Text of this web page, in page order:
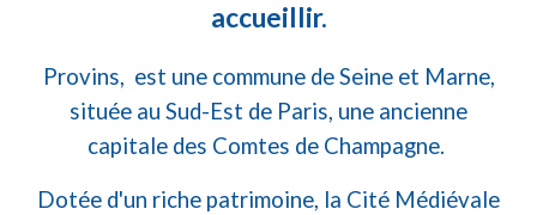
accueillir.
Provins, est une commune de Seine et Marne,
située au Sud-Est de Paris, une ancienne
capitale des Comtes de Champagne.
Dotée d'un riche patrimoine, la Cité Médiévale